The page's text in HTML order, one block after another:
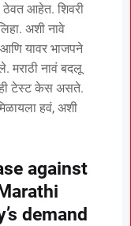
आहेत. शिवरी
अशी नावे
यावर भाजपने
मराठी नावं बदलू
ही टेस्ट केस असते.
हवं, अशी
against
demand